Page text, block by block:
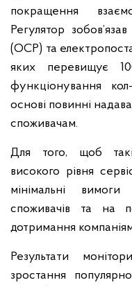
покращення
Регулятор
(ОСР) та
яких перевищує
функціонування
основі повинні
споживачам.
Для того, щоб
високого рівня
мінімальні
споживачів та на
дотримання
Результати
зростання